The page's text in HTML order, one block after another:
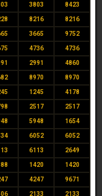
3803 8423
8216 8216
3665 9752
4736 4736
2991 4860
8970 8970
1245 4178
2517 2517
5948 1654
6052 6052
6113 2649
1420 1420
4247 9671
2133 2133